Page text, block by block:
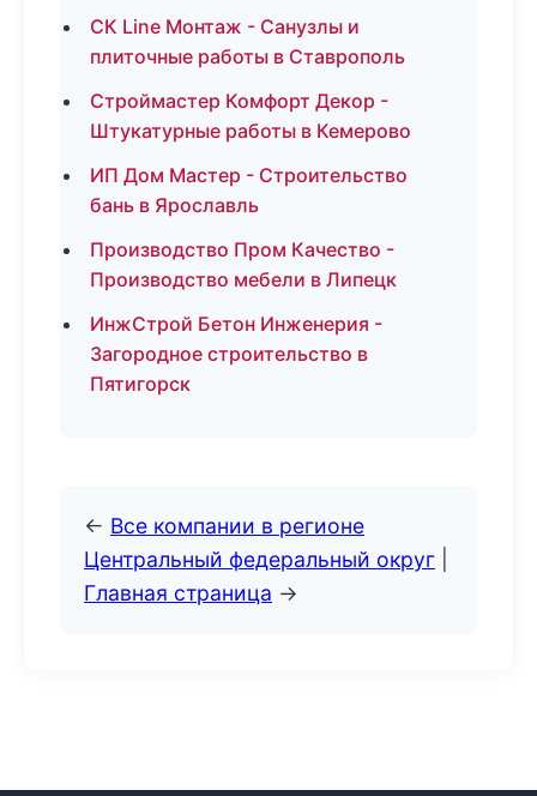
СК Line Монтаж - Санузлы и
плиточные работы в Ставрополь
Строймастер Комфорт Декор -
Штукатурные работы в Кемерово
ИП Дом Мастер - Строительство
бань в Ярославль
Производство Пром Качество -
Производство мебели в Липецк
ИнжСтрой Бетон Инженерия -
Загородное строительство в
Пятигорск
← Все компании в регионе
Центральный федеральный округ
Главная страница →